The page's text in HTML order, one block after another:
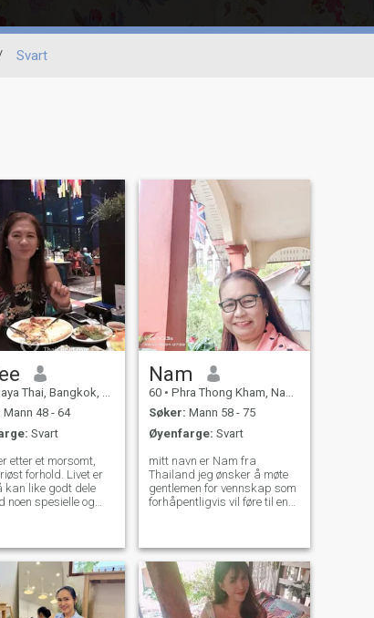
Svart
Thai, Bangkok, Thailand
Mann 48 - 64
Svart
etter et morsomt,
forhold. Livet er
kan like godt dele
noen spesielle og
lager god mat.
det du vil ha det på
Eller vi kan bare
selskap.
Nam
60 • Phra Thong Kham, Nakhon Ratchasima, Thailand
Søker: Mann 58 - 75
Øyenfarge: Svart
mitt navn er Nam fra
Thailand jeg ønsker å møte
gentlemen for vennskap som
forhåpentligvis vil føre til en
interessert i å bli kjent med
meg og utvikle et forhold med
en omsorgsfull thai kvinne
please feel free to contact